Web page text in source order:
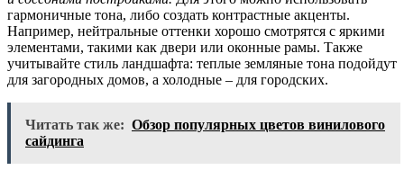
гармоничные тона, либо создать контрастные акценты.
Например, нейтральные оттенки хорошо смотрятся с яркими
элементами, такими как двери или оконные рамы. Также
учитывайте стиль ландшафта: теплые земляные тона подойдут
для загородных домов, а холодные – для городских.
Читать так же: Обзор популярных цветов винилового
сайдинга